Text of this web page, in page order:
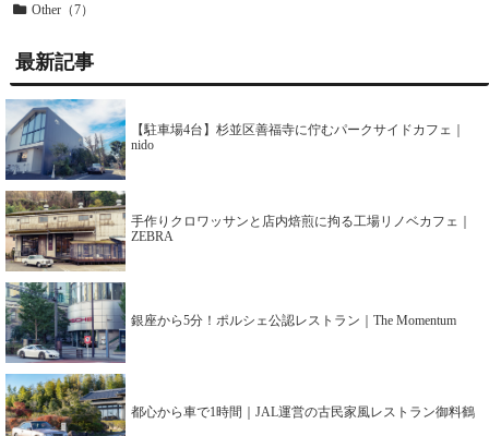
Other（7）
最新記事
【駐車場4台】杉並区善福寺に佇むパークサイドカフェ｜
nido
手作りクロワッサンと店内焙煎に拘る工場リノベカフェ｜
ZEBRA
銀座から5分！ポルシェ公認レストラン｜The Momentum
都心から車で1時間｜JAL運営の古民家風レストラン御料鶴